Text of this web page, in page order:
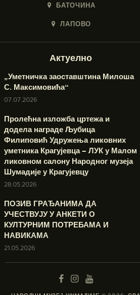
БАТОЧИНА
ЛАПОВО
Актуелно
„Уметничка заоставштина Милоша
С. Максимовића“
07.07.2026
Пролећна изложба цртежа и
додела награде Љубица
Филиповић Удружења ликовних
уметника Крагујевца – ЛУК у Малом
ликовном салону Народног музеја
Шумадије у Крагујевцу
28.05.2026
ПОЗИВ ГРАЂАНИМА ДА
УЧЕСТВУЈУ У АНКЕТИ О
КУЛТУРНИМ ПОТРЕБАМА И
НАВИКАМА
21.05.2026